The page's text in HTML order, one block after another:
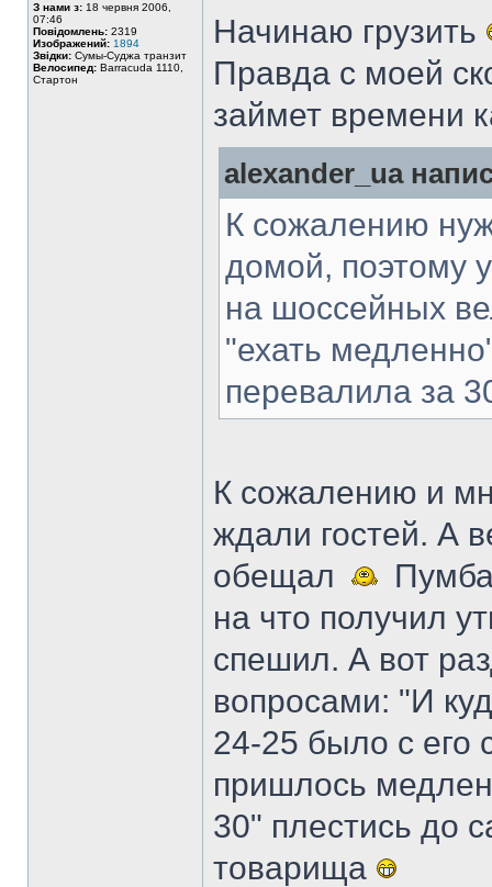
З нами з: 18 червня 2006,
07:46
Повідомлень: 2319
Изображений: 1894
Звідки: Сумы-Суджа транзит
Велосипед: Barracuda 1110,
Стартон
Начинаю грузить
Правда с моей
займет времени
alexander_ua
К сожалению
домой, поэтому
на шоссейных
"ехать
перевалила за
К сожалению и
ждали гостей. А
обещал
на что получил
спешил. А вот
вопросами: "И
24-25 было с его
пришлось
30" плестись до
товарища